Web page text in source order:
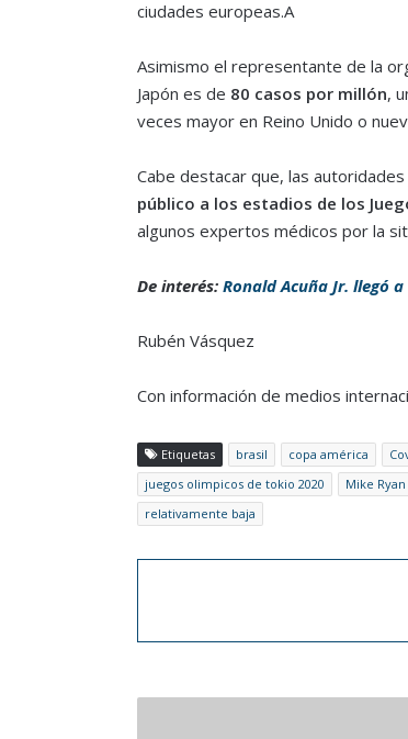
ciudades europeas.A
Asimismo el representante de la
Japón es de 80 casos por millón,
veces mayor en Reino Unido o
Cabe destacar que, las
público a los estadios de los
algunos expertos médicos por la
De interés: Ronald Acuña Jr. llegó
Rubén Vásquez
Con información de medios
Etiquetas brasil copa américa
juegos olimpicos de tokio 2020
Mike Ryan
relativamente baja